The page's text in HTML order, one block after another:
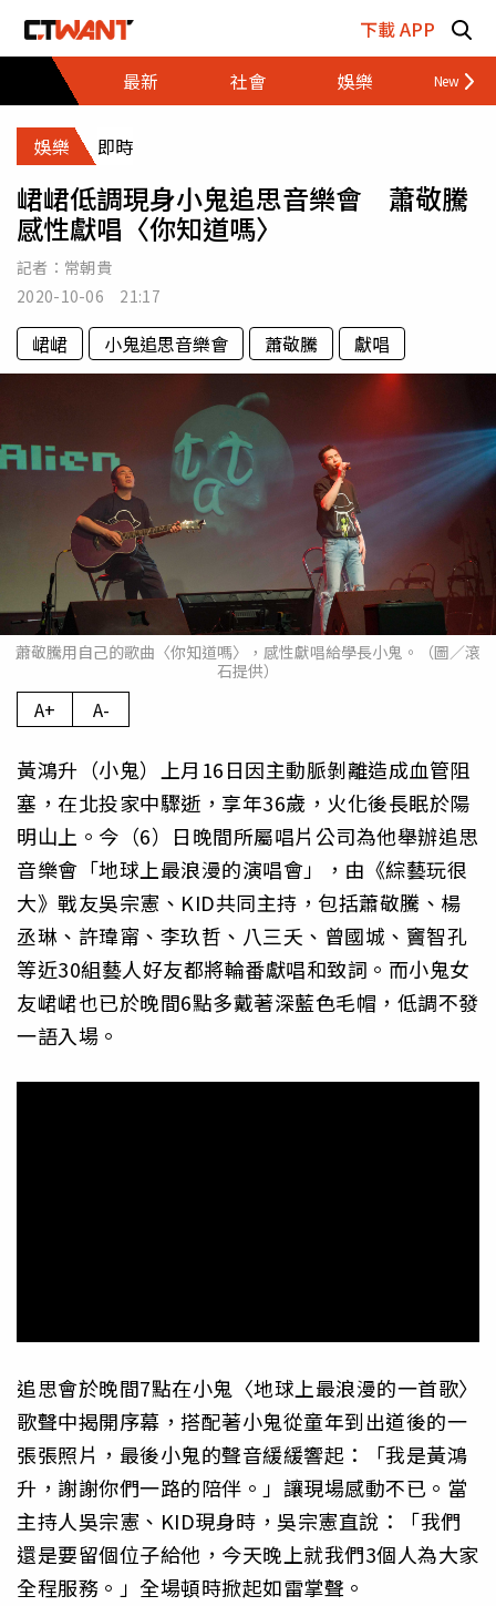
下載 APP
最新
社會 娛樂 財經
娛樂 即時
峮峮低調現身小鬼追思音樂會 蕭敬騰
感性獻唱〈你知道嗎〉
記者： 常朝貴
2020-10-06 21:17
峮峮 小鬼追思音樂會 蕭敬騰 獻唱
蕭敬騰用自己的歌曲〈你知道嗎〉，感性獻唱給學長小鬼。（圖／滾
石提供）
A+ A-
黃鴻升（小鬼）上月16日因主動脈剝離造成血管阻
塞，在北投家中驟逝，享年36歲，火化後長眠於陽
明山上。今（6）日晚間所屬唱片公司為他舉辦追思
音樂會「地球上最浪漫的演唱會」，由《綜藝玩很
大》戰友吳宗憲、KID共同主持，包括蕭敬騰、楊
丞琳、許瑋甯、李玖哲、八三夭、曾國城、竇智孔
等近30組藝人好友都將輪番獻唱和致詞。而小鬼女
友峮峮也已於晚間6點多戴著深藍色毛帽，低調不發
一語入場。
追思會於晚間7點在小鬼〈地球上最浪漫的一首歌〉
歌聲中揭開序幕，搭配著小鬼從童年到出道後的一
張張照片，最後小鬼的聲音緩緩響起：「我是黃鴻
升，謝謝你們一路的陪伴。」讓現場感動不已。當
主持人吳宗憲、KID現身時，吳宗憲直說：「我們
還是要留個位子給他，今天晚上就我們3個人為大家
全程服務。」全場頓時掀起如雷掌聲。